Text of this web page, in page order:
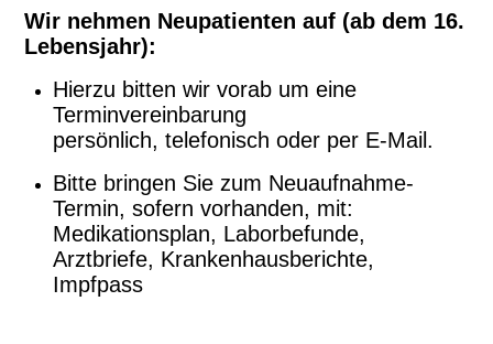
Wir nehmen Neupatienten auf (ab dem 16.
Lebensjahr):
Hierzu bitten wir vorab um eine
Terminvereinbarung
persönlich, telefonisch oder per E-Mail.
Bitte bringen Sie zum Neuaufnahme-
Termin, sofern vorhanden, mit:
Medikationsplan, Laborbefunde,
Arztbriefe, Krankenhausberichte,
Impfpass